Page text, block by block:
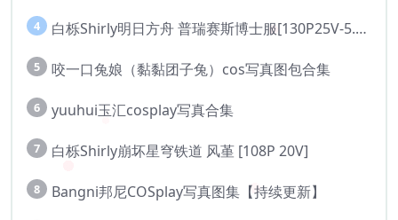
4 白栎Shirly明日方舟 普瑞赛斯博士服[130P25V-5.76G]
5 咬一口兔娘（黏黏团子兔）cos写真图包合集
6 yuuhui玉汇cosplay写真合集
7 白栎Shirly崩坏星穹铁道 风堇 [108P 20V]
8 Bangni邦尼COSplay写真图集【持续更新】